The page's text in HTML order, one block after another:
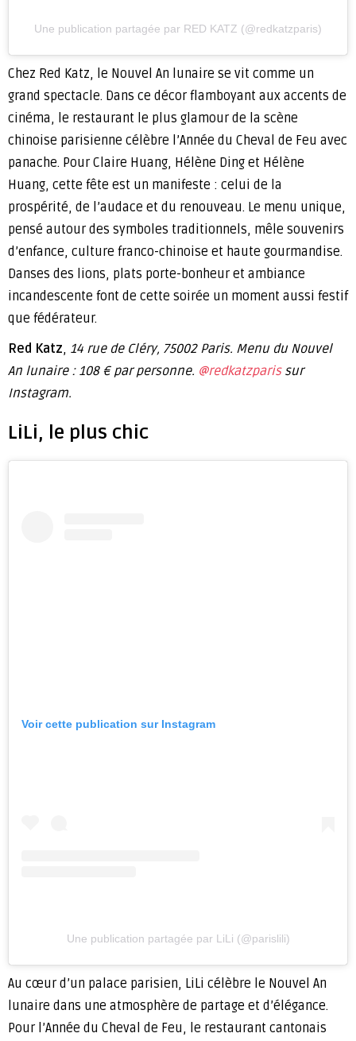
Une publication partagée par RED KATZ (@redkatzparis)
Chez Red Katz, le Nouvel An lunaire se vit comme un
grand spectacle. Dans ce décor flamboyant aux accents de
cinéma, le restaurant le plus glamour de la scène
chinoise parisienne célèbre l’Année du Cheval de Feu avec
panache. Pour Claire Huang, Hélène Ding et Hélène
Huang, cette fête est un manifeste : celui de la
prospérité, de l’audace et du renouveau. Le menu unique,
pensé autour des symboles traditionnels, mêle souvenirs
d’enfance, culture franco-chinoise et haute gourmandise.
Danses des lions, plats porte-bonheur et ambiance
incandescente font de cette soirée un moment aussi festif
que fédérateur.
Red Katz, 14 rue de Cléry, 75002 Paris. Menu du Nouvel
An lunaire : 108 € par personne. @redkatzparissur
Instagram.
LiLi, le plus chic
Voir cette publication sur Instagram
Une publication partagée par LiLi (@parislili)
Au cœur d’un palace parisien, LiLi célèbre le Nouvel An
lunaire dans une atmosphère de partage et d’élégance.
Pour l’Année du Cheval de Feu, le restaurant cantonais